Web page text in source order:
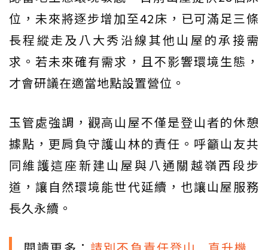
位，未來將逐步增加至42床，已可滿足三條
長程縱走及八大秀沿線其他山屋的承接需
求。若未來確有需求，且不影響環境生態，
才會研議在適當地點設置營位。
玉管處強調，觀高山屋不僅是登山者的休憩
據點，更肩負守護山林的責任。呼籲山友共
同維護這座新建山屋與八通關越嶺西段步
道，讓自然環境能世代延續，也讓山屋服務
長久永續。